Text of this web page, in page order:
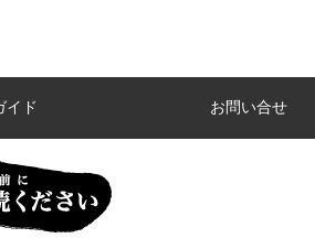
イド お問い合せ